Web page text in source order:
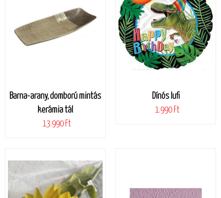
Barna-arany, domború mintás
kerámia tál
13.990 Ft
Dínós lufi
1.990 Ft